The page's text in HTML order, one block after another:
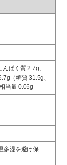
ぱく質 2.7g、
（糖質 31.5g、
当量 0.06g
多湿を避け保